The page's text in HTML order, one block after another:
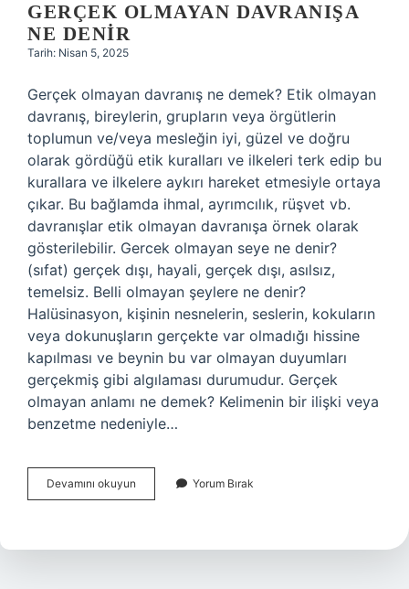
GERÇEK OLMAYAN DAVRANIŞA
NE DENIR
Tarih: Nisan 5, 2025
Gerçek olmayan davranış ne demek? Etik olmayan
davranış, bireylerin, grupların veya örgütlerin
toplumun ve/veya mesleğin iyi, güzel ve doğru
olarak gördüğü etik kuralları ve ilkeleri terk edip bu
kurallara ve ilkelere aykırı hareket etmesiyle ortaya
çıkar. Bu bağlamda ihmal, ayrımcılık, rüşvet vb.
davranışlar etik olmayan davranışa örnek olarak
gösterilebilir. Gercek olmayan seye ne denir?
(sıfat) gerçek dışı, hayali, gerçek dışı, asılsız,
temelsiz. Belli olmayan şeylere ne denir?
Halüsinasyon, kişinin nesnelerin, seslerin, kokuların
veya dokunuşların gerçekte var olmadığı hissine
kapılması ve beynin bu var olmayan duyumları
gerçekmiş gibi algılaması durumudur. Gerçek
olmayan anlamı ne demek? Kelimenin bir ilişki veya
benzetme nedeniyle…
Devamını okuyun
Olmayan
Denir
Yorum Bırak